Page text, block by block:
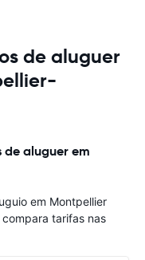
de aluguer
aluguer em
em Montpellier
tarifas nas